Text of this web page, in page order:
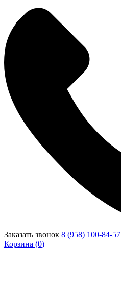
Заказать звонок 8 (958) 100-84-57
Корзина (0)